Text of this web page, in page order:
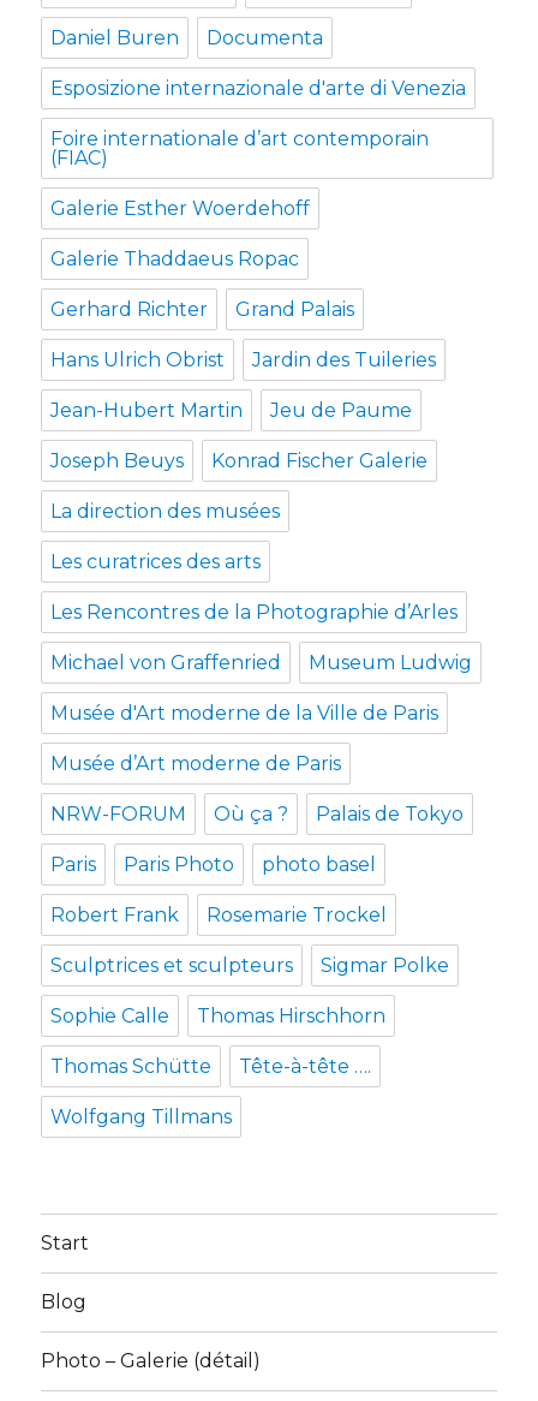
Daniel Buren Documenta
Esposizione internazionale d'arte di Venezia
Foire internationale d’art contemporain
(FIAC)
Galerie Esther Woerdehoff
Galerie Thaddaeus Ropac
Gerhard Richter Grand Palais
Hans Ulrich Obrist Jardin des Tuileries
Jean-Hubert Martin Jeu de Paume
Joseph Beuys Konrad Fischer Galerie
La direction des musées
Les curatrices des arts
Les Rencontres de la Photographie d’Arles
Michael von Graffenried Museum Ludwig
Musée d'Art moderne de la Ville de Paris
Musée d’Art moderne de Paris
NRW-FORUM Où ça ? Palais de Tokyo
Paris Paris Photo photo basel
Robert Frank Rosemarie Trockel
Sculptrices et sculpteurs Sigmar Polke
Sophie Calle Thomas Hirschhorn
Thomas Schütte Tête-à-tête ….
Wolfgang Tillmans
Start
Blog
Photo – Galerie (détail)